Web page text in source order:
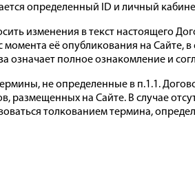
определенный ID и личный
изменения в текст настоящего
момента её опубликования на
означает полное ознакомление и
не определенные в п.1.1.
размещенных на Сайте. В случае
толкованием термина,